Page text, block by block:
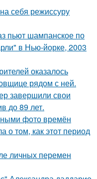
себя режиссуру
пьют шампанское по
в Нью-йорке, 2003
оказалось
рядом с ней.
завершили свои
до 89 лет.
фото времён
о том, как этот период
личных перемен